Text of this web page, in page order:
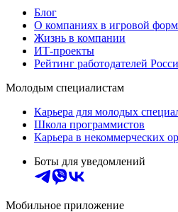
Блог
О компаниях в игровой
Жизнь в компании
ИТ-проекты
Рейтинг работодателей
Молодым специалистам
Карьера для молодых
Школа программистов
Карьера в некоммерческих
Боты для уведомлений
Мобильное приложение